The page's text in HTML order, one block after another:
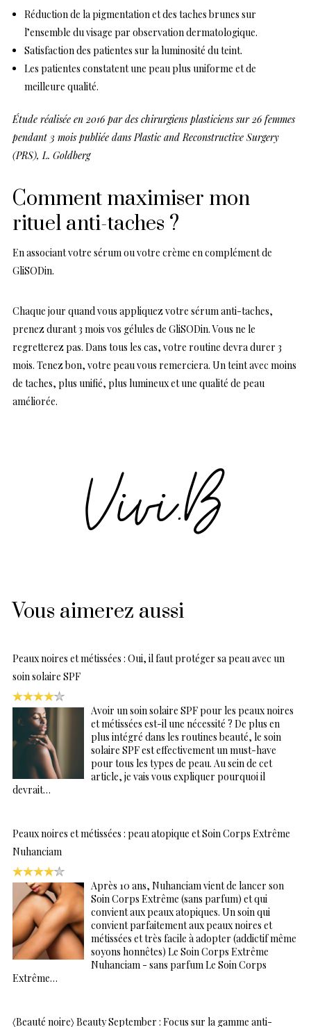
Réduction de la pigmentation et des taches brunes sur
l’ensemble du visage par observation dermatologique.
Satisfaction des patientes sur la luminosité du teint.
Les patientes constatent une peau plus uniforme et de
meilleure qualité.
Étude réalisée en 2016 par des chirurgiens plasticiens sur 26 femmes
pendant 3 mois publiée dans Plastic and Reconstructive Surgery
(PRS), L. Goldberg
Comment maximiser mon
rituel anti-taches ?
En associant votre sérum ou votre crème en complément de
GliSODin.
Chaque jour quand vous appliquez votre sérum anti-taches,
prenez durant 3 mois vos gélules de GliSODin. Vous ne le
regretterez pas. Dans tous les cas, votre routine devra durer 3
mois. Tenez bon, votre peau vous remerciera. Un teint avec moins
de taches, plus unifié, plus lumineux et une qualité de peau
améliorée.
Vous aimerez aussi
Peaux noires et métissées : Oui, il faut protéger sa peau avec un
soin solaire SPF
Avoir un soin solaire SPF pour les peaux noires
et métissées est-il une nécessité ? De plus en
plus intégré dans les routines beauté, le soin
solaire SPF est effectivement un must-have
pour tous les types de peau. Au sein de cet
article, je vais vous expliquer pourquoi il
devrait…
Peaux noires et métissées : peau atopique et Soin Corps Extrême
Nuhanciam
Après 10 ans, Nuhanciam vient de lancer son
Soin Corps Extrême (sans parfum) et qui
convient aux peaux atopiques. Un soin qui
convient parfaitement aux peaux noires et
métissées et très facile à adopter (addictif même
soyons honnêtes) Le Soin Corps Extrême
Nuhanciam - sans parfum Le Soin Corps
Extrême…
〈Beauté noire〉 Beauty September : Focus sur la gamme anti-